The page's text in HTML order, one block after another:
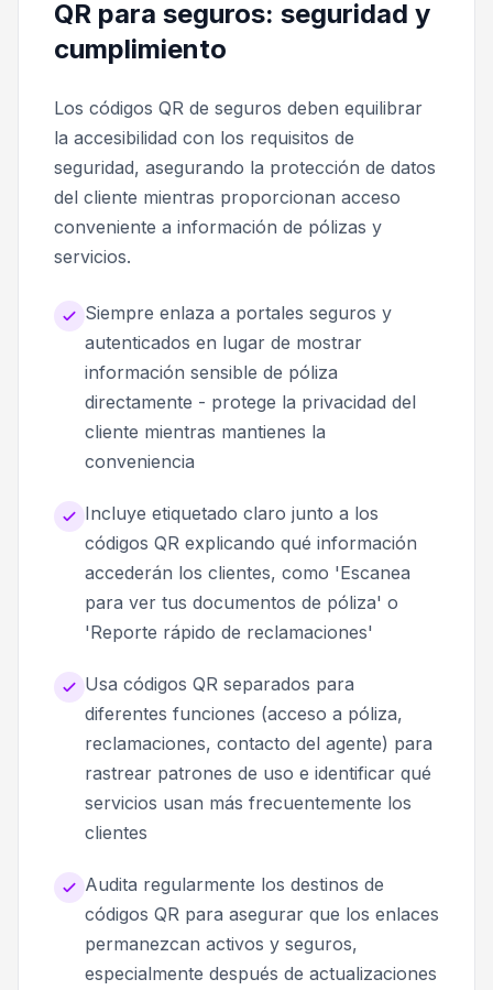
QR para seguros: seguridad y
cumplimiento
Los códigos QR de seguros deben equilibrar
la accesibilidad con los requisitos de
seguridad, asegurando la protección de datos
del cliente mientras proporcionan acceso
conveniente a información de pólizas y
servicios.
Siempre enlaza a portales seguros y
autenticados en lugar de mostrar
información sensible de póliza
directamente - protege la privacidad del
cliente mientras mantienes la
conveniencia
Incluye etiquetado claro junto a los
códigos QR explicando qué información
accederán los clientes, como 'Escanea
para ver tus documentos de póliza' o
'Reporte rápido de reclamaciones'
Usa códigos QR separados para
diferentes funciones (acceso a póliza,
reclamaciones, contacto del agente) para
rastrear patrones de uso e identificar qué
servicios usan más frecuentemente los
clientes
Audita regularmente los destinos de
códigos QR para asegurar que los enlaces
permanezcan activos y seguros,
especialmente después de actualizaciones